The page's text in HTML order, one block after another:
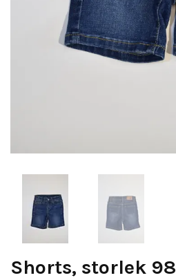
Shorts, storlek 98